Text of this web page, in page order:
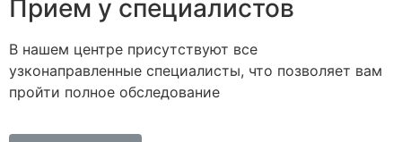
Прием у специалистов
В нашем центре присутствуют все
узконаправленные специалисты, что позволяет вам
пройти полное обследование